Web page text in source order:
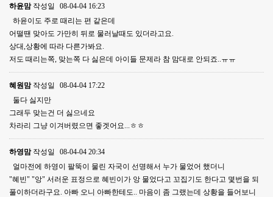
하윤맘 작성일
08-04-04 16:23
하윤이도 주로 때리는 편 같은데
어떨땐 맞아도 가만히 뒤로 물러날때도 있더라고요.
상대,상황에 따라 다른가봐요.
저도 때리는쪽, 맞는쪽 다 싫은데 아이들 문제라 참 맘대로 안되죠..ㅠㅠ
혜원맘 작성일
08-04-04 17:22
둘다 싫지만
그래두 맞는건 더 싫으네요
차라리 그냥 이겨버렸으면 좋겟어요...ㅎㅎ
하영맘 작성일
08-04-04 20:34
얼마전에 하영이 팔뚝이 물린 자국이 선명해서 누가 물었어 했더니
"혜빈" "앙" 서러운 표정으로 혜빈이가 앙 물었다고 꼬집기도 한다고 몇번을 되
풀이하더라구요. 아빠 오니 아빠한테도.. 마음이 좀 그랬는데 상황을 들어보니